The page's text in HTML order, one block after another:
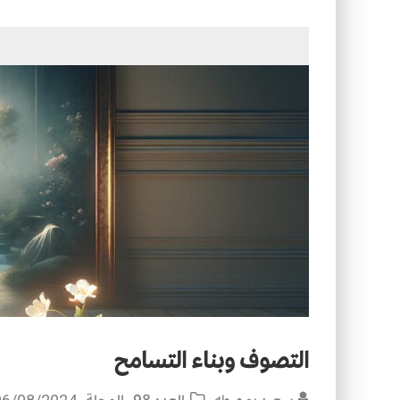
التصوف وبناء التسامح